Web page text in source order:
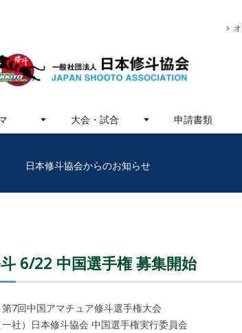
大会・試合 申請書類
日本修斗協会からのお知らせ
6/22 中国選手権 募集開始
第7回中国アマチュア修斗選手権大会
一社）日本修斗協会 中国選手権実行委員会